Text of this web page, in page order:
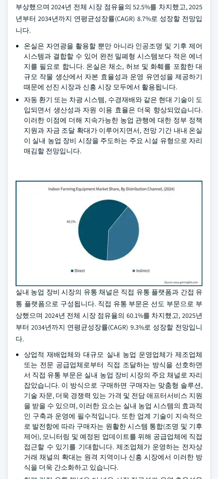
부상했으며 2024년 전체 시장 점유율의 52.5%를 차지했고, 2025
년부터 2034년까지 연평균성장률(CAGR) 8.7%로 성장할 전망입
니다.
온실은 자연광을 활용할 뿐만 아니라 인공조명 및 기후 제어
시스템과 결합할 수 있어 완전 밀폐형 시스템보다 적은 에너
지를 필요로 합니다. 온실은 채소, 허브 및 화훼를 포함한 대
규모 작물 생산에서 자본 효율성과 운영 유연성을 제공하기
때문에 선진 시장과 신흥 시장 모두에서 활용됩니다.
자동 환기 또는 차광 시스템, 수경재배와 같은 현대 기술이 도
입되면서 생산성과 자원 이용 효율은 더욱 향상되었습니다.
이러한 이점에 더해 지속가능한 농업 관행에 대한 정부 정책
지원과 자금 조달 확대가 이루어지면서, 전망 기간 내내 온실
이 실내 농업 장비 시장을 주도하는 주요 시설 유형으로 자리
매김할 전망입니다.
실내 농업 장비 시장의 유통 채널은 직접 유통 플랫폼과 간접 유
통 플랫폼으로 구성됩니다. 직접 유통 부문은 선도 부문으로 부
상했으며 2024년 전체 시장 점유율의 60.1%를 차지했고, 2025년
부터 2034년까지 연평균성장률(CAGR) 9.3%로 성장할 전망입니
다.
상업적 재배업체와 대규모 실내 농업 운영업체가 제조업체
또는 전문 공급업체로부터 직접 조달하는 방식을 선호하면
서 직접 유통 부문은 실내 농업 장비 시장의 주요 채널로 자리
잡았습니다. 이 방식으로 구매하면 구매자는 맞춤형 솔루션,
기술 자문, 더욱 경쟁력 있는 가격 및 전담 애프터서비스 지원
을 받을 수 있으며, 이러한 요소는 실내 농업 시스템의 효과적
인 구축과 운영에 필수적입니다. 또한 업계 기술이 지속적으
로 발전함에 따라 구매자는 원활한 시스템 통합(조명 및 기후
제어), 모니터링 및 예정된 업데이트를 위해 공급업체에 직접
접근할 수 있기를 기대합니다. 제조업체가 운영하는 전자상
거래 채널의 확대는 원격 지역이나 신흥 시장에서 이러한 방
식을 더욱 간소화하고 있습니다.